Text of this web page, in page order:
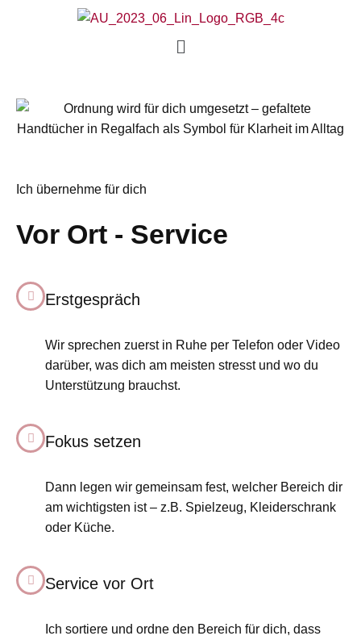
Ich übernehme für dich
Vor Ort - Service
Erstgespräch
Wir sprechen zuerst in Ruhe per Telefon oder Video
darüber, was dich am meisten stresst und wo du
Unterstützung brauchst.
Fokus setzen
Dann legen wir gemeinsam fest, welcher Bereich dir
am wichtigsten ist – z.B. Spielzeug, Kleiderschrank
oder Küche.
Service vor Ort
Ich sortiere und ordne den Bereich für dich, dass